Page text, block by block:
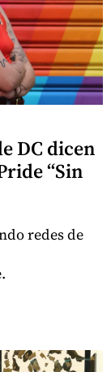
DC dicen
“Sin
redes de